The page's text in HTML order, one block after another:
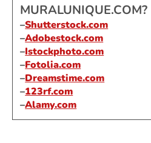
MURALUNIQUE.COM?
–Shutterstock.com
–Adobestock.com
–Istockphoto.com
–Fotolia.com
–Dreamstime.com
–123rf.com
–Alamy.com